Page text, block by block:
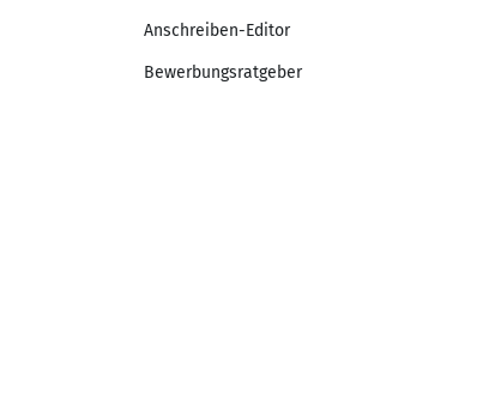
Anschreiben-Editor
Bewerbungsratgeber